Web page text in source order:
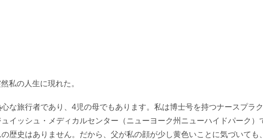
私の人生に現れた。
な旅行者であり、4児の母でもあります。私は博士号を持つナースプラク
イッシュ・メディカルセンター（ニューヨーク州ニューハイドパーク）
歴史はありません。だから、父が私の顔が少し黄色いことに気づいても、